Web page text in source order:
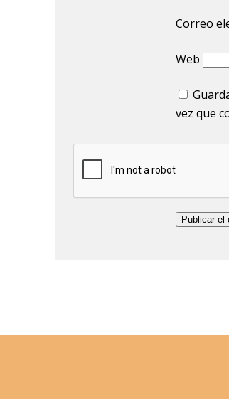
Correo
Web
vez que